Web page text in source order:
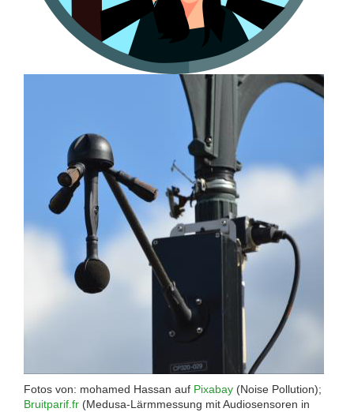
Fotos von: mohamed Hassan auf Pixabay (Noise Pollution);
Bruitparif.fr (Medusa-Lärmmessung mit Audiosensoren in